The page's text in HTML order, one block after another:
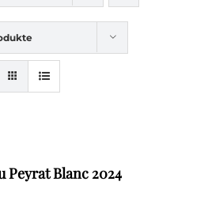
Peyrat Blanc 2024